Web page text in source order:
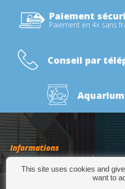
Paiement
Paiement en 4x sans
Conseil par
Informations
Catégories
This site uses cookies and
want to